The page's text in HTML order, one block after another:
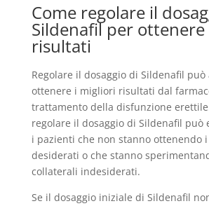
Come regolare il
Sildenafil per
risultati
Regolare il dosaggio di Sildenafil può
ottenere i migliori risultati dal
trattamento della disfunzione
regolare il dosaggio di Sildenafil può
i pazienti che non stanno ottenendo
desiderati o che stanno
collaterali indesiderati.
Se il dosaggio iniziale di Sildenafil